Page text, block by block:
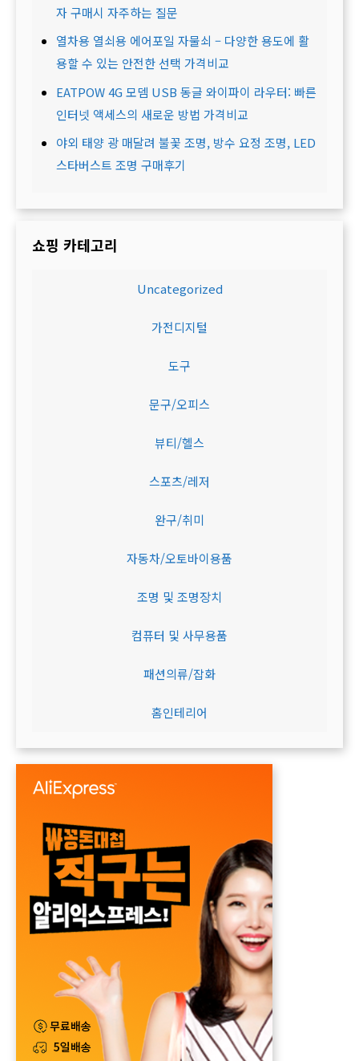
자 구매시 자주하는 질문
열차용 열쇠용 에어포일 자물쇠 – 다양한 용도에 활
용할 수 있는 안전한 선택 가격비교
EATPOW 4G 모뎀 USB 동글 와이파이 라우터: 빠른
인터넷 액세스의 새로운 방법 가격비교
야외 태양 광 매달려 불꽃 조명, 방수 요정 조명, LED
스타버스트 조명 구매후기
쇼핑 카테고리
Uncategorized
가전디지털
도구
문구/오피스
뷰티/헬스
스포츠/레저
완구/취미
자동차/오토바이용품
조명 및 조명장치
컴퓨터 및 사무용품
패션의류/잡화
홈인테리어